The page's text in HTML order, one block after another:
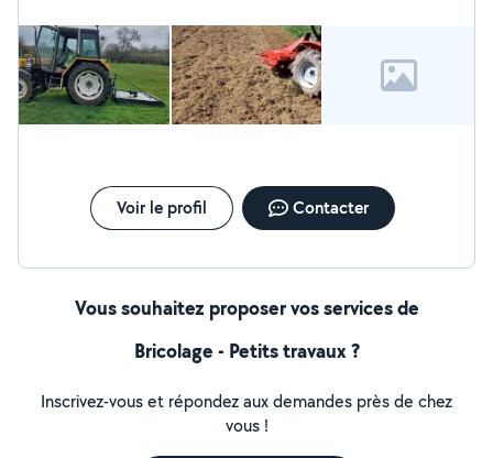
Voir le profil Contacter
Vous souhaitez proposer vos services de
Bricolage - Petits travaux ?
Inscrivez-vous et répondez aux demandes près de chez
vous !